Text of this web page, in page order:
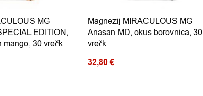
MG
EDITION,
30 vrečk
Magnezij MIRACULOUS MG
Anasan MD, okus borovnica, 30
vrečk
32,80€